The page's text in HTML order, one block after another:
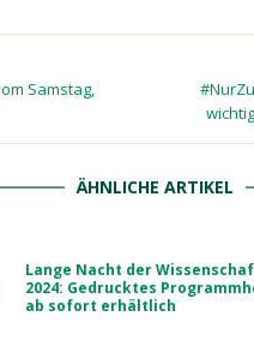
Samstag,
ÄHNLICHE ARTIKEL
Lange Nacht der
2024: Gedrucktes
ab sofort erhältlich